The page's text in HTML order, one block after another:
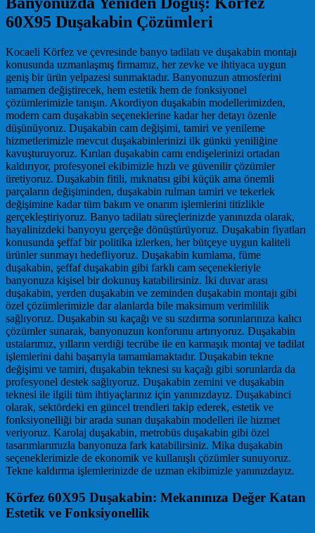
60X95 Duşakabin Çözümleri
Kocaeli Körfez ve çevresinde banyo tadilatı ve duşakabin montajı
konusunda uzmanlaşmış firmamız, her zevke ve ihtiyaca uygun
geniş bir ürün yelpazesi sunmaktadır. Banyonuzun atmosferini
tamamen değiştirecek, hem estetik hem de fonksiyonel
çözümlerimizle tanışın. Akordiyon duşakabin modellerimizden,
modern cam duşakabin seçeneklerine kadar her detayı özenle
düşünüyoruz. Duşakabin cam değişimi, tamiri ve yenileme
hizmetlerimizle mevcut duşakabinlerinizi ilk günkü yeniliğine
kavuşturuyoruz. Kırılan duşakabin camı endişelerinizi ortadan
kaldırıyor, profesyonel ekibimizle hızlı ve güvenilir çözümler
üretiyoruz. Duşakabin fitili, mıknatısı gibi küçük ama önemli
parçaların değişiminden, duşakabin rulman tamiri ve tekerlek
değişimine kadar tüm bakım ve onarım işlemlerini titizlikle
gerçekleştiriyoruz. Banyo tadilatı süreçlerinizde yanınızda olarak,
hayalinizdeki banyoyu gerçeğe dönüştürüyoruz. Duşakabin fiyatları
konusunda şeffaf bir politika izlerken, her bütçeye uygun kaliteli
ürünler sunmayı hedefliyoruz. Duşakabin kumlama, füme
duşakabin, şeffaf duşakabin gibi farklı cam seçenekleriyle
banyonuza kişisel bir dokunuş katabilirsiniz. İki duvar arası
duşakabin, yerden duşakabin ve zeminden duşakabin montajı gibi
özel çözümlerimizle dar alanlarda bile maksimum verimlilik
sağlıyoruz. Duşakabin su kaçağı ve su sızdırma sorunlarınıza kalıcı
çözümler sunarak, banyonuzun konforunu artırıyoruz. Duşakabin
ustalarımız, yılların verdiği tecrübe ile en karmaşık montaj ve tadilat
işlemlerini dahi başarıyla tamamlamaktadır. Duşakabin tekne
değişimi ve tamiri, duşakabin teknesi su kaçağı gibi sorunlarda da
profesyonel destek sağlıyoruz. Duşakabin zemini ve duşakabin
teknesi ile ilgili tüm ihtiyaçlarınız için yanınızdayız. Duşakabinci
olarak, sektördeki en güncel trendleri takip ederek, estetik ve
fonksiyonelliği bir arada sunan duşakabin modelleri ile hizmet
veriyoruz. Karolaj duşakabin, metrobüs duşakabin gibi özel
tasarımlarımızla banyonuza fark katabilirsiniz. Mika duşakabin
seçeneklerimizle de ekonomik ve kullanışlı çözümler sunuyoruz.
Tekne kaldırma işlemlerinizde de uzman ekibimizle yanınızdayız.
Körfez 60X95 Duşakabin: Mekanınıza Değer Katan
Estetik ve Fonksiyonellik